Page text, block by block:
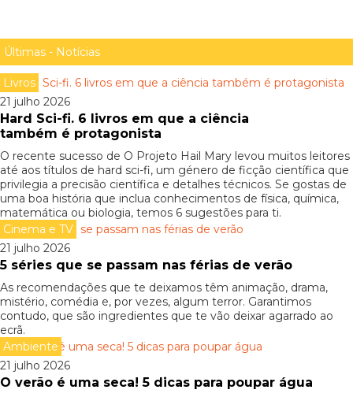
Últimas - Notícias
Livros
21 julho 2026
Hard Sci-fi. 6 livros em que a ciência
também é protagonista
O recente sucesso de O Projeto Hail Mary levou muitos leitores
até aos títulos de hard sci-fi, um género de ficção científica que
privilegia a precisão científica e detalhes técnicos. Se gostas de
uma boa história que inclua conhecimentos de física, química,
matemática ou biologia, temos 6 sugestões para ti.
Cinema e TV
21 julho 2026
5 séries que se passam nas férias de verão
As recomendações que te deixamos têm animação, drama,
mistério, comédia e, por vezes, algum terror. Garantimos
contudo, que são ingredientes que te vão deixar agarrado ao
ecrã.
Ambiente
21 julho 2026
O verão é uma seca! 5 dicas para poupar água